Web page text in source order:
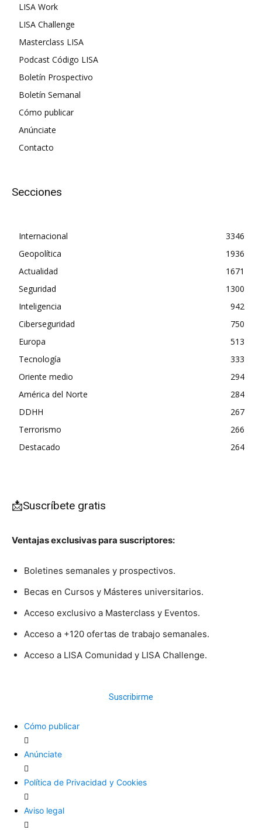
LISA Work
LISA Challenge
Masterclass LISA
Podcast Código LISA
Boletín Prospectivo
Boletín Semanal
Cómo publicar
Anúnciate
Contacto
Secciones
Internacional
3346
Geopolítica
1936
Actualidad
1671
Seguridad
1300
Inteligencia
942
Ciberseguridad
750
Europa
513
Tecnología
333
Oriente medio
294
América del Norte
284
DDHH
267
Terrorismo
266
Destacado
264
📩Suscríbete gratis
Ventajas exclusivas para suscriptores:
Boletines semanales y prospectivos.
Becas en Cursos y Másteres universitarios.
Acceso exclusivo a Masterclass y Eventos.
Acceso a +120 ofertas de trabajo semanales.
Acceso a LISA Comunidad y LISA Challenge.
Suscribirme
Cómo publicar
Anúnciate
Política de Privacidad y Cookies
Aviso legal